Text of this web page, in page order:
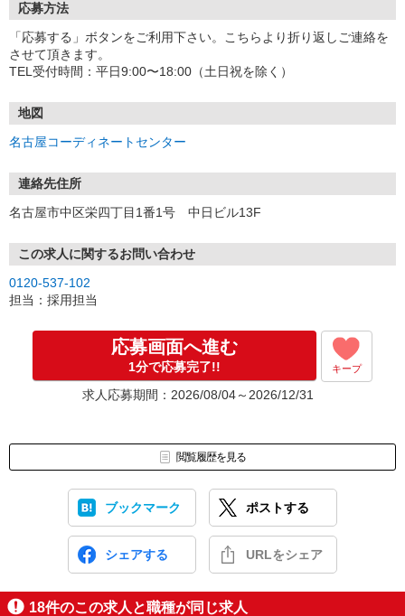
応募方法
「応募する」ボタンをご利用下さい。こちらより折り返しご連絡を
させて頂きます。
TEL受付時間：平日9:00〜18:00（土日祝を除く）
地図
名古屋コーディネートセンター
連絡先住所
名古屋市中区栄四丁目1番1号 中日ビル13F
この求人に関するお問い合わせ
0120-537-102
担当：採用担当
応募画面へ進む
1分で応募完了!! キープ
求人応募期間：2026/08/04～2026/12/31
閲覧履歴を見る
ブックマーク ポストする
シェアする URLをシェア
18件のこの求人と職種が同じ求人